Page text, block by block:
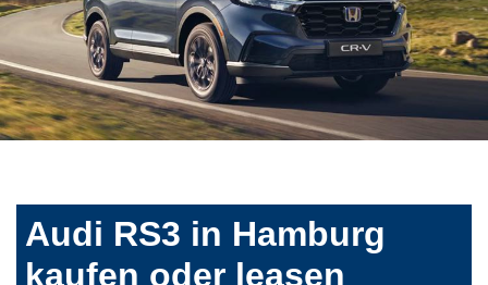
Audi RS3 in Hamburg
kaufen oder leasen